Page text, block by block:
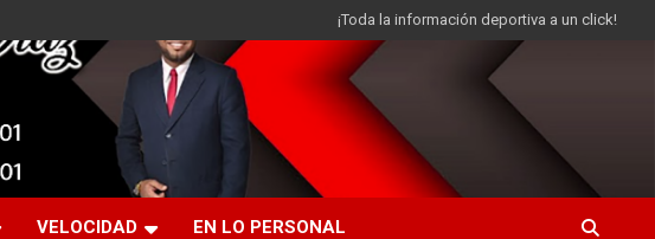
¡Toda la información deportiva a un click!
VELOCIDAD EN LO PERSONAL